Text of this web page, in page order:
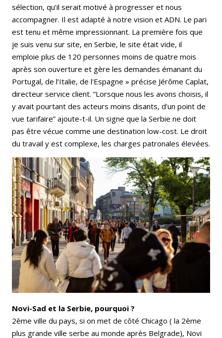
sélection, qu’il serait motivé à progresser et nous
accompagner. Il est adapté à notre vision et ADN. Le pari
est tenu et même impressionnant. La première fois que
je suis venu sur site, en Serbie, le site était vide, il
emploie plus de 120 personnes moins de quatre mois
après son ouverture et gère les demandes émanant du
Portugal, de l’Italie, de l'Espagne » précise Jérôme Caplat,
directeur service client. “Lorsque nous les avons choisis, il
y avait pourtant des acteurs moins disants, d'un point de
vue tarifaire” ajoute-t-il. Un signe que la Serbie ne doit
pas être vécue comme une destination low-cost. Le droit
du travail y est complexe, les charges patronales élevées.
Novi-Sad et la Serbie, pourquoi ?
2ème ville du pays, si on met de côté Chicago ( la 2ème
plus grande ville serbe au monde après Belgrade), Novi